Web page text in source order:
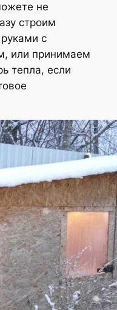
не
строим
с
или принимаем
тепла, если